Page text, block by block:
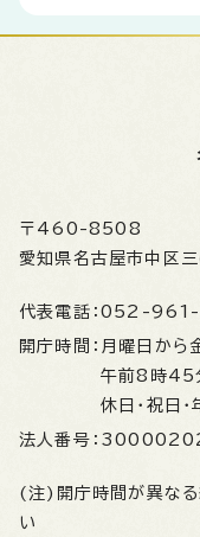
〒460-8508
愛知県名古屋市中区
代表電話： 052-961-
開庁時間： 月曜日から
午前8時45
休日・祝日
法人番号：
(注)開庁時間が異なる
い